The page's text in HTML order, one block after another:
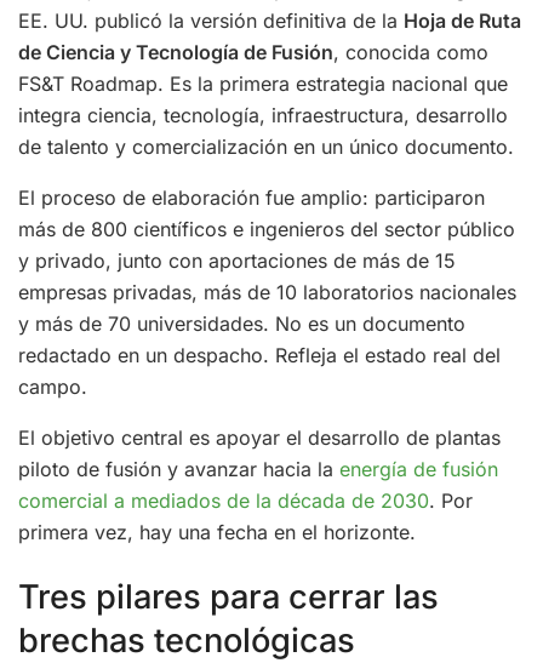
EE. UU. publicó la versión definitiva de la Hoja de Ruta
de Ciencia y Tecnología de Fusión, conocida como
FS&T Roadmap. Es la primera estrategia nacional que
integra ciencia, tecnología, infraestructura, desarrollo
de talento y comercialización en un único documento.
El proceso de elaboración fue amplio: participaron
más de 800 científicos e ingenieros del sector público
y privado, junto con aportaciones de más de 15
empresas privadas, más de 10 laboratorios nacionales
y más de 70 universidades. No es un documento
redactado en un despacho. Refleja el estado real del
campo.
El objetivo central es apoyar el desarrollo de plantas
piloto de fusión y avanzar hacia la energía de fusión
comercial a mediados de la década de 2030. Por
primera vez, hay una fecha en el horizonte.
Tres pilares para cerrar las
brechas tecnológicas